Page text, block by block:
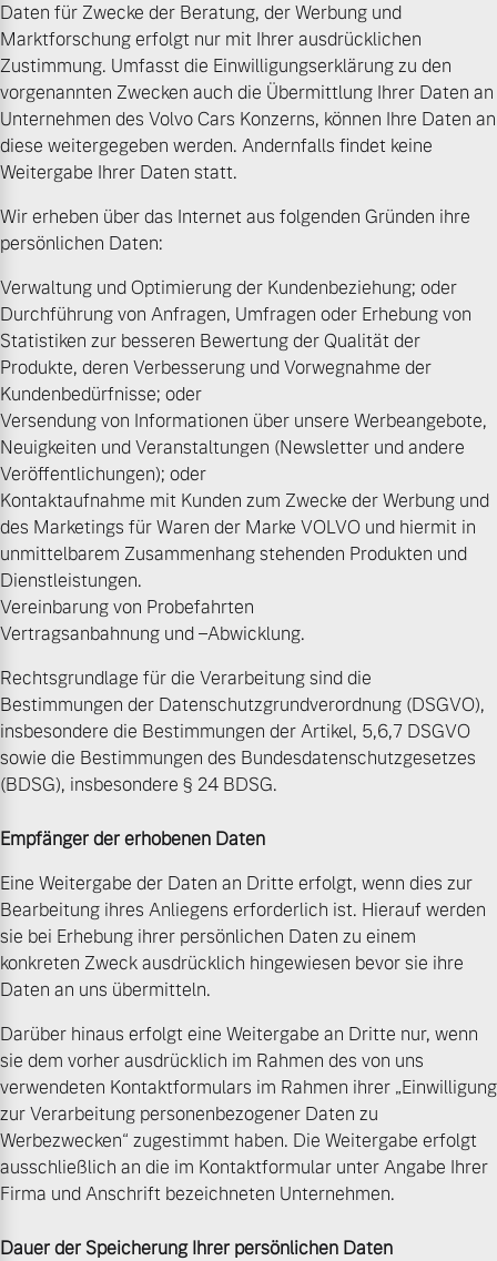
Volvo Selekt
Gebrauchtwagen
Die Neuwagenalternative
Mehr erfahren
Editionsmodelle
Mehr erfahren
Frühjahrscheck
Entdecken Sie unsere
saisonalen Angebote.
Mehr erfahren
Finanzierung & Leasing
Versicherung
Daten für Zwecke der Beratung, der Werbung und
Marktforschung erfolgt nur mit Ihrer ausdrücklichen
Zustimmung. Umfasst die Einwilligungserklärung zu den
vorgenannten Zwecken auch die Übermittlung Ihrer Daten an
Unternehmen des Volvo Cars Konzerns, können Ihre Daten an
diese weitergegeben werden. Andernfalls findet keine
Weitergabe Ihrer Daten statt.
Wir erheben über das Internet aus folgenden Gründen ihre
persönlichen Daten:
Verwaltung und Optimierung der Kundenbeziehung; oder
Durchführung von Anfragen, Umfragen oder Erhebung von
Statistiken zur besseren Bewertung der Qualität der
Produkte, deren Verbesserung und Vorwegnahme der
Kundenbedürfnisse; oder
Versendung von Informationen über unsere Werbeangebote,
Neuigkeiten und Veranstaltungen (Newsletter und andere
Veröffentlichungen); oder
Kontaktaufnahme mit Kunden zum Zwecke der Werbung und
des Marketings für Waren der Marke VOLVO und hiermit in
unmittelbarem Zusammenhang stehenden Produkten und
Dienstleistungen.
Vereinbarung von Probefahrten
Vertragsanbahnung und –Abwicklung.
Rechtsgrundlage für die Verarbeitung sind die
Bestimmungen der Datenschutzgrundverordnung (DSGVO),
insbesondere die Bestimmungen der Artikel, 5,6,7 DSGVO
sowie die Bestimmungen des Bundesdatenschutzgesetzes
(BDSG), insbesondere § 24 BDSG.
Empfänger der erhobenen Daten
Eine Weitergabe der Daten an Dritte erfolgt, wenn dies zur
Bearbeitung ihres Anliegens erforderlich ist. Hierauf werden
sie bei Erhebung ihrer persönlichen Daten zu einem
konkreten Zweck ausdrücklich hingewiesen bevor sie ihre
Daten an uns übermitteln.
Darüber hinaus erfolgt eine Weitergabe an Dritte nur, wenn
sie dem vorher ausdrücklich im Rahmen des von uns
verwendeten Kontaktformulars im Rahmen ihrer „Einwilligung
zur Verarbeitung personenbezogener Daten zu
Werbezwecken“ zugestimmt haben. Die Weitergabe erfolgt
ausschließlich an die im Kontaktformular unter Angabe Ihrer
Firma und Anschrift bezeichneten Unternehmen.
Dauer der Speicherung Ihrer persönlichen Daten